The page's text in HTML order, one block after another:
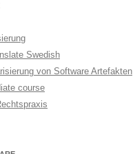
Swedish
von Software Artefakten
course